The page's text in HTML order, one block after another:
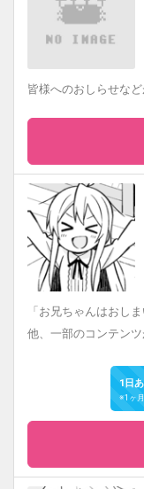
皆様へのおしらせなど
「お兄ちゃんはおし
他、一部のコンテン
1日
※1ヶ